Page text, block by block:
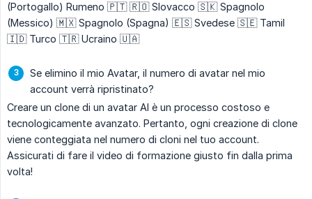
(Portogallo) Rumeno 🇵🇹 🇷🇴 Slovacco 🇸🇰 Spagnolo
(Messico) 🇲🇽 Spagnolo (Spagna) 🇪🇸 Svedese 🇸🇪 Tamil
🇮🇩 Turco 🇹🇷 Ucraino 🇺🇦
Se elimino il mio Avatar, il numero di avatar nel mio
account verrà ripristinato?
Creare un clone di un avatar AI è un processo costoso e
tecnologicamente avanzato. Pertanto, ogni creazione di clone
viene conteggiata nel numero di cloni nel tuo account.
Assicurati di fare il video di formazione giusto fin dalla prima
volta!